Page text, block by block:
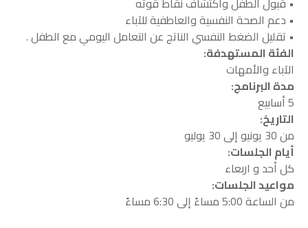
من نحن
البرامج
About us
• دعم الصحة النفسية والعاطفية للآباء
• تقليل الضغط النفسي الناتج عن التعامل اليومي مع الطفل .
الفئة المستهدفة:
الآباء والأمهات
مدة البرنامج:
5 أسابيع
التاريخ:
من 30 يونيو إلى 30 يوليو
أيام الجلسات:
كل أحد و اربعاء
مواعيد الجلسات:
من الساعة 5:00 مساءً إلى 6:30 مساءً